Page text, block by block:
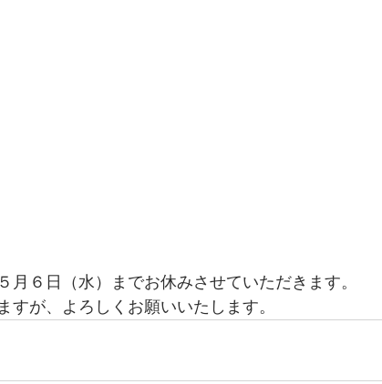
月６日（水）までお休みさせていただきます。
すが、よろしくお願いいたします。